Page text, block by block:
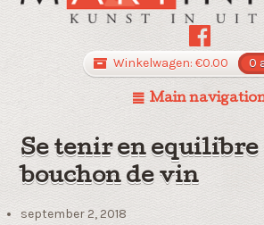
Winkelwagen: €0.00 0
Main
Se tenir en equilibre
bouchon de vin
september 2, 2018